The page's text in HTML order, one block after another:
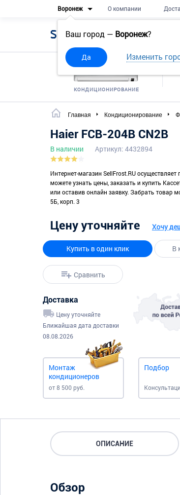
Воронеж
Ваш город — Воронеж?
Да Изменить
О компании
SellFrost
КОНДИЦИОНИРОВАНИЕ
Главная Кондиционирование
Haier FCB-204B CN2B
В наличии Артикул: 4432894
Интернет-магазин SellFrost.RU
можете узнать цены, заказать и купить
или оставив онлайн заявку. Забрать товар
5Б, корп. 3
Цену уточняйте Хочу
Купить в один клик В
Сравнить
Доставка
Цену уточняйте
Ближайшая дата доставки
08.08.2026
Монтаж
кондиционеров
от 8 500 руб.
Подбор
ОПИСАНИЕ
Обзор